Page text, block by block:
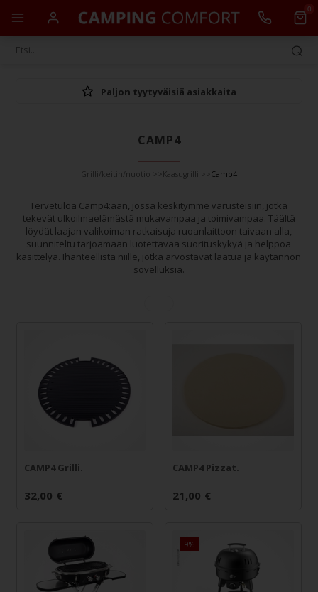
0
Paljon tyytyväisiä asiakkaita
CAMP4
Grilli/keitin/nuotio Kaasugrilli Camp4
Tervetuloa Camp4:ään, jossa keskitymme varusteisiin, jotka
tekevät ulkoilmaelämästä mukavampaa ja toimivampaa. Täältä
löydät laajan valikoiman ratkaisuja ruoanlaittoon taivaan alla,
suunniteltu tarjoamaan luotettavaa suorituskykyä ja helppoa
käsittelyä. Ihanteellista niille, jotka arvostavat laatua ja käytännön
sovelluksia.
CAMP4 Grilli.
32,00 €
CAMP4 Pizzat.
21,00 €
9%